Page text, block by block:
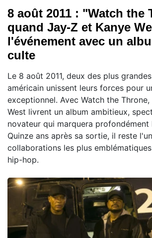
8 août 2011 : "Watch the
quand Jay-Z et Kanye
l'événement avec un
culte
Le 8 août 2011, deux des plus
américain unissent leurs forces pour
exceptionnel. Avec Watch the
West livrent un album ambitieux,
novateur qui marquera profondément
Quinze ans après sa sortie, il reste
collaborations les plus
hip-hop.